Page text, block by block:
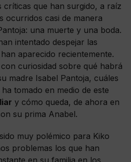
críticas que han surgido, a raíz
ocurridos casi de manera
una muerte y una boda.
intentado despejar las
aparecido recientemente.
curiosidad sobre qué habrá
madre Isabel Pantoja, cuáles
tomado en medio de este
y cómo queda, de ahora en
su prima Anabel.
muy polémico para Kiko
problemas los que han
en su familia en los